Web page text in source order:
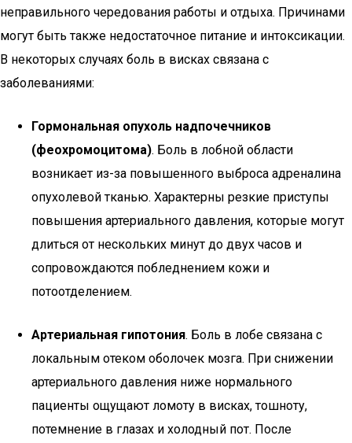
неправильного чередования работы и отдыха. Причинами
могут быть также недостаточное питание и интоксикации.
В некоторых случаях боль в висках связана с
заболеваниями:
Гормональная опухоль надпочечников
(феохромоцитома). Боль в лобной области
возникает из-за повышенного выброса адреналина
опухолевой тканью. Характерны резкие приступы
повышения артериального давления, которые могут
длиться от нескольких минут до двух часов и
сопровождаются побледнением кожи и
потоотделением.
Артериальная гипотония. Боль в лобе связана с
локальным отеком оболочек мозга. При снижении
артериального давления ниже нормального
пациенты ощущают ломоту в висках, тошноту,
потемнение в глазах и холодный пот. После